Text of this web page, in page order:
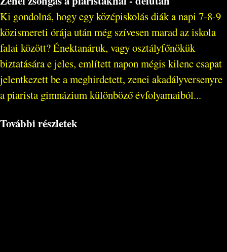
Ki gondolná, hogy egy középiskolás diák a napi 7-8-9
közismereti órája után még szívesen marad az iskola
falai között? Énektanáruk, vagy osztályfőnökük
biztatására e jeles, említett napon mégis kilenc csapat
jelentkezett be a meghirdetett, zenei akadályversenyre
a piarista gimnázium különböző évfolyamaiból...
További részletek